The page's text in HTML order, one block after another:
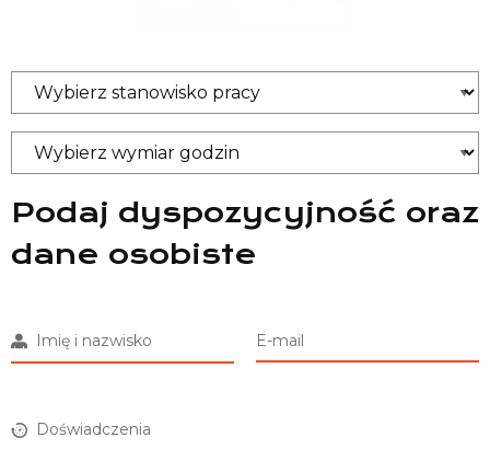
Podaj dyspozycyjność oraz
dane osobiste
Imię i nazwisko E-mail
Doświadczenia